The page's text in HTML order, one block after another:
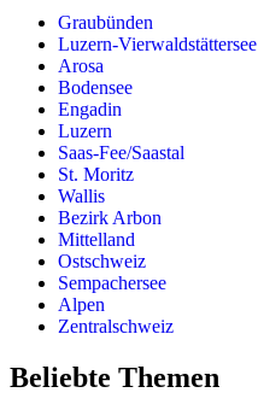
Graubünden
Luzern-Vierwaldstättersee
Arosa
Bodensee
Engadin
Luzern
Saas-Fee/Saastal
St. Moritz
Wallis
Bezirk Arbon
Mittelland
Ostschweiz
Sempachersee
Alpen
Zentralschweiz
Beliebte Themen